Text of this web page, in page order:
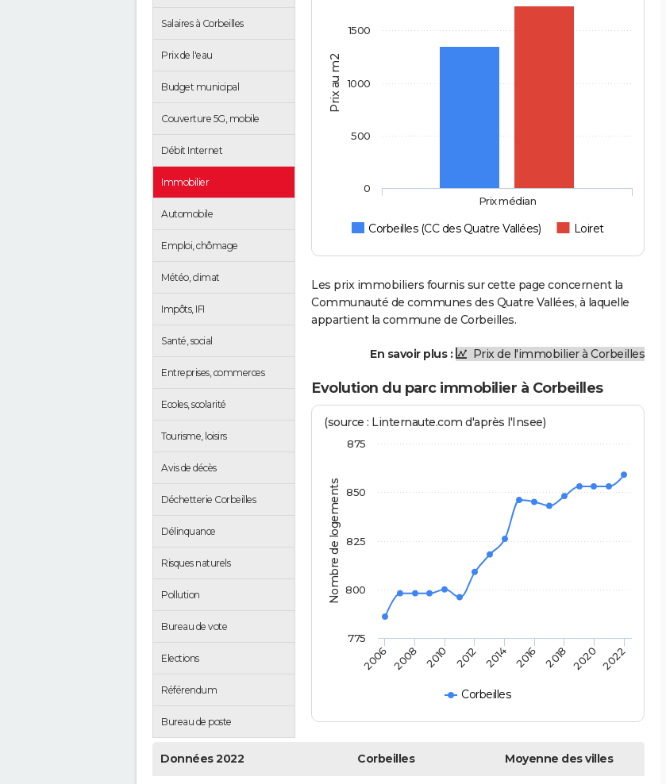
Salaires à Corbeilles
Prix de l'eau
Budget municipal
Couverture 5G, mobile
Débit Internet
Immobilier
Automobile
Emploi, chômage
Météo, climat
Impôts, IFI
Santé, social
Entreprises, commerces
Ecoles, scolarité
Tourisme, loisirs
Avis de décès
Déchetterie Corbeilles
Délinquance
Risques naturels
Pollution
Bureau de vote
Elections
Référendum
Bureau de poste
Prix au m2
Corbeilles (CC des Quatre Vallées) Loiret
Prix médian
0
500
1000
1500
Les prix immobiliers fournis sur cette page concernent la
Communauté de communes des Quatre Vallées, à laquelle
appartient la commune de Corbeilles.
En savoir plus : Prix de l'immobilier à Corbeilles
Evolution du parc immobilier à Corbeilles
Nombre de logements
(source : Linternaute.com d'après l'Insee)
Corbeilles
2006 2008 2010 2012 2014 2016 2018 2020 2022
800
775
825
850
875
Données 2022 Corbeilles Moyenne des villes